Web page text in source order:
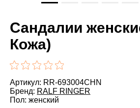
Сандалии
Кожа)
Артикул: RR-693004CHN
Бренд: RALF RINGER
Пол: женский